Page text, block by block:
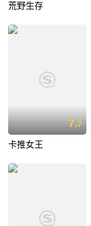
荒野生存
7.7
卡推女王